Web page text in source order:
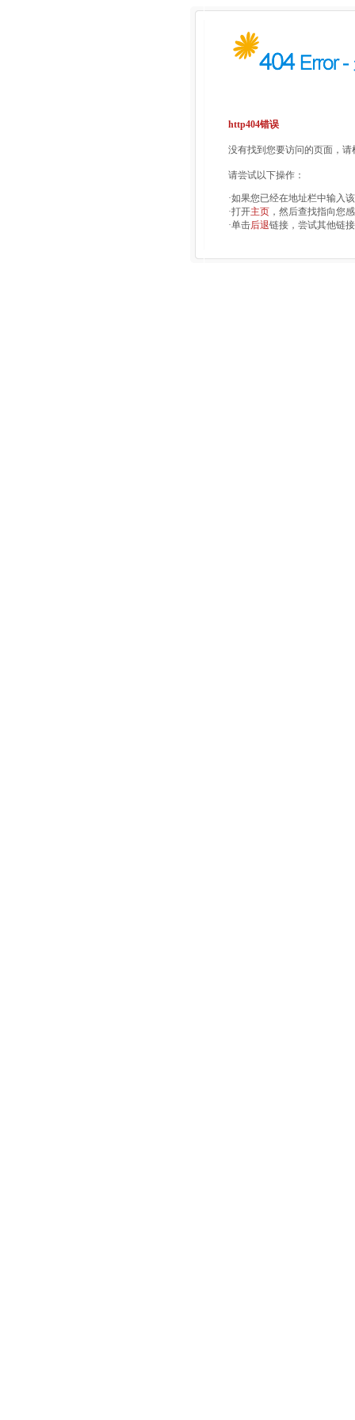
http404错误
没有找到您要访问的页面，
请尝试以下操作：
·如果您已经在地址栏中输入
·打开主页 ，然后查找指向您
·单击后退链接，尝试其他链